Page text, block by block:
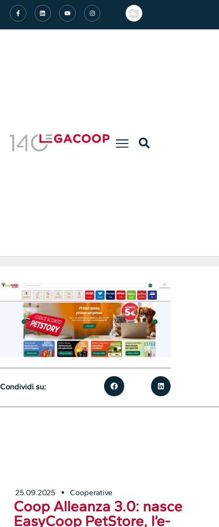
25.09.2025 Cooperative
Coop Alleanza 3.0: nasce
EasyCoop PetStore, l’e-
Condividi su: